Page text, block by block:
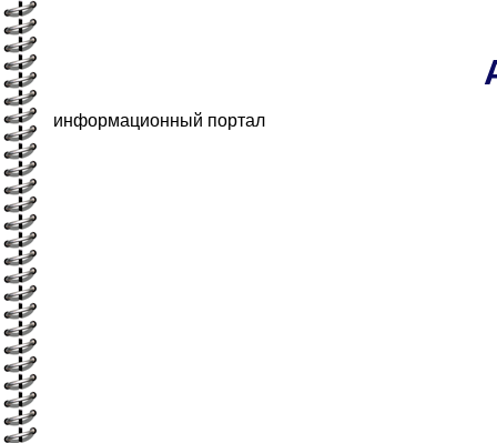
информационный портал